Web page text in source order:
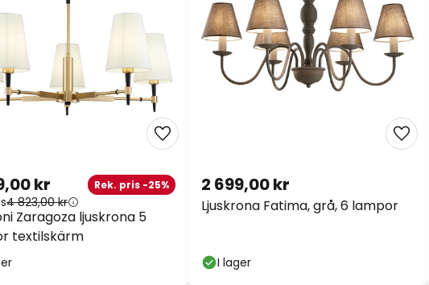
Zaragoza ljuskrona 5
textilskärm
kr Rek. pris -25%
4 823,00 kr Ljuskrona Fatima, grå, 6 lampor
2 699,00 kr
I lager